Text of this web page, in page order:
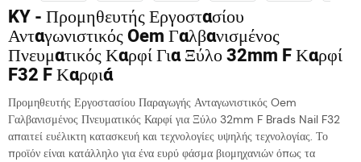
KY - Προμηθευτής Εργοστασίου
Ανταγωνιστικός Oem Γαλβανισμένος
Πνευματικός Καρφί Για Ξύλο 32mm F Καρφί
F32 F Καρφιά
Προμηθευτής Εργοστασίου Παραγωγής Ανταγωνιστικός Oem
Γαλβανισμένος Πνευματικός Καρφί για Ξύλο 32mm F Brads Nail F32
απαιτεί ευέλικτη κατασκευή και τεχνολογίες υψηλής τεχνολογίας. Το
προϊόν είναι κατάλληλο για ένα ευρύ φάσμα βιομηχανιών όπως τα